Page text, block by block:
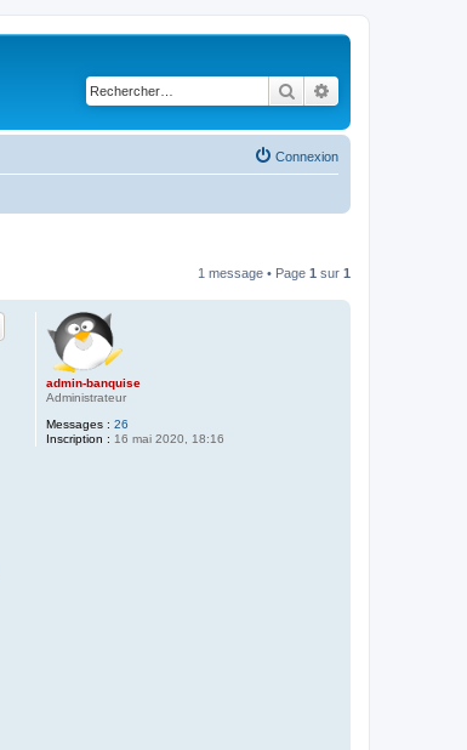
Rechercher
Connexion
1 message • Page 1 sur 1
admin-banquise
Administrateur
Messages : 26
Inscription : 16 mai 2020, 18:16